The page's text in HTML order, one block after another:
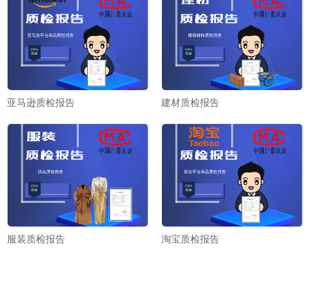
亚马逊质检报告 建材质检报告
服装质检报告 淘宝质检报告